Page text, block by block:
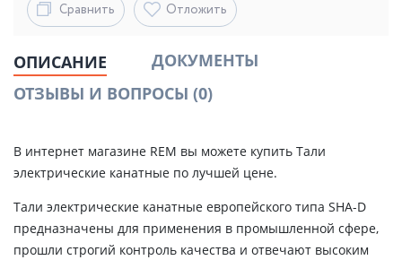
Сравнить Отложить
ОПИСАНИЕ
ДОКУМЕНТЫ
ОТЗЫВЫ И ВОПРОСЫ (0)
В интернет магазине REM вы можете купить Тали
электрические канатные по лучшей цене.
Тали электрические канатные европейского типа SHA-D
предназначены для применения в промышленной сфере,
прошли строгий контроль качества и отвечают высоким